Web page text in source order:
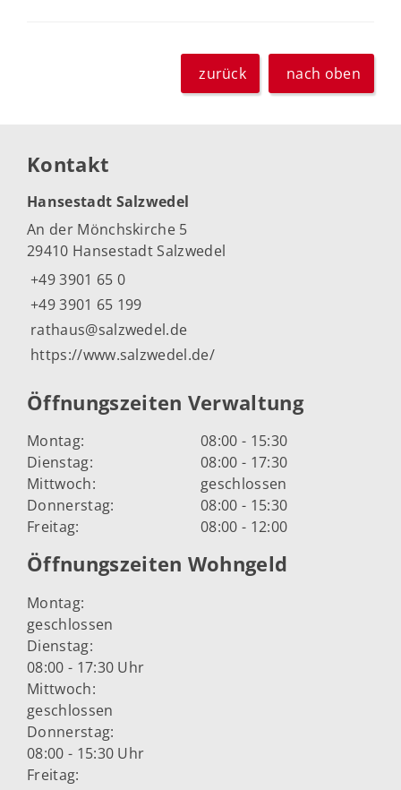
zurück nach oben
Kontakt
Hansestadt Salzwedel
An der Mönchskirche 5
29410 Hansestadt Salzwedel
+49 3901 65 0
+49 3901 65 199
rathaus@salzwedel.de
https://www.salzwedel.de/
Öffnungszeiten Verwaltung
Montag:
08:00 - 15:30
Dienstag:
08:00 - 17:30
Mittwoch:
geschlossen
Donnerstag:
08:00 - 15:30
Freitag:
08:00 - 12:00
Öffnungszeiten Wohngeld
Montag:
geschlossen
Dienstag:
08:00 - 17:30 Uhr
Mittwoch:
geschlossen
Donnerstag:
08:00 - 15:30 Uhr
Freitag: